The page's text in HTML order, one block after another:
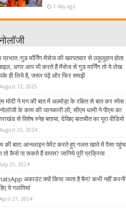
1 day ago
प्रभात :गुड मॉर्निंग मैसेज की खरपतवार से लहूलुहान होता
अगर आप भी करते हैं मैसेज से गुड मार्निंग तो ये लेख
ही लिये है, जरूर पढ़ें और फिर समझें
August 12, 2025
मोदी ने मन की बात में अल्मोड़ा के रक्षित से बात कर स्पेस
के काम की जानकारी ली, सीएम धामी ने पीएम का
से विशेष स्नेह बताया, देखिए बातचीत का पूरा वीडियो
August 25, 2024
की बात: आनलाइन पेमेंट करते हुए गलत खाते में पैसा पहुंच
तो कैसे पा सकते हैं वापस? जानिये पूरी प्रक्रिया
July 25, 2024
अकाउंट क्यों किया जाता है बैन? कभी नहीं करनी
ये गलतियां
April 27, 2024